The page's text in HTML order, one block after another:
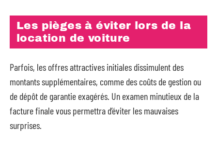
Les pièges à éviter lors de la
location de voiture
Parfois, les offres attractives initiales dissimulent des
montants supplémentaires, comme des coûts de gestion ou
de dépôt de garantie exagérés. Un examen minutieux de la
facture finale vous permettra d’éviter les mauvaises
surprises.